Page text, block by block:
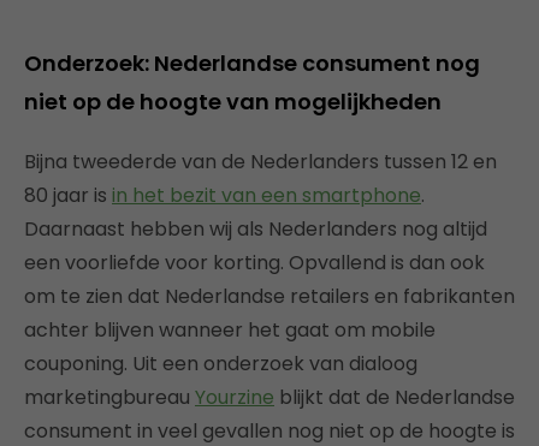
Onderzoek: Nederlandse consument nog
niet op de hoogte van mogelijkheden
Bijna tweederde van de Nederlanders tussen 12 en
80 jaar is in het bezit van een smartphone.
Daarnaast hebben wij als Nederlanders nog altijd
een voorliefde voor korting. Opvallend is dan ook
om te zien dat Nederlandse retailers en fabrikanten
achter blijven wanneer het gaat om mobile
couponing. Uit een onderzoek van dialoog
marketingbureau Yourzine blijkt dat de Nederlandse
consument in veel gevallen nog niet op de hoogte is